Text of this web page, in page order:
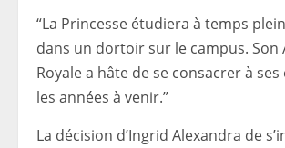
“La Princesse étudiera à temps
dans un dortoir sur le campus. Son
Royale a hâte de se consacrer à
les années à venir.”
La décision d’Ingrid Alexandra de